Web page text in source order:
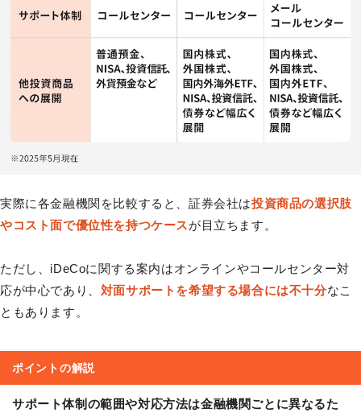
実際に各金融機関を比較すると、証券会社は投資商品の選択肢
やコスト面で優位性を持つケースが目立ちます。
ただし、iDeCoに関する案内はオンラインやコールセンター対
応が中心であり、 対面サポートを希望する場合には不十分なこ
ともあります。
ポイントの解説
サポート体制の範囲や対応方法は金融機関ごとに異なるた